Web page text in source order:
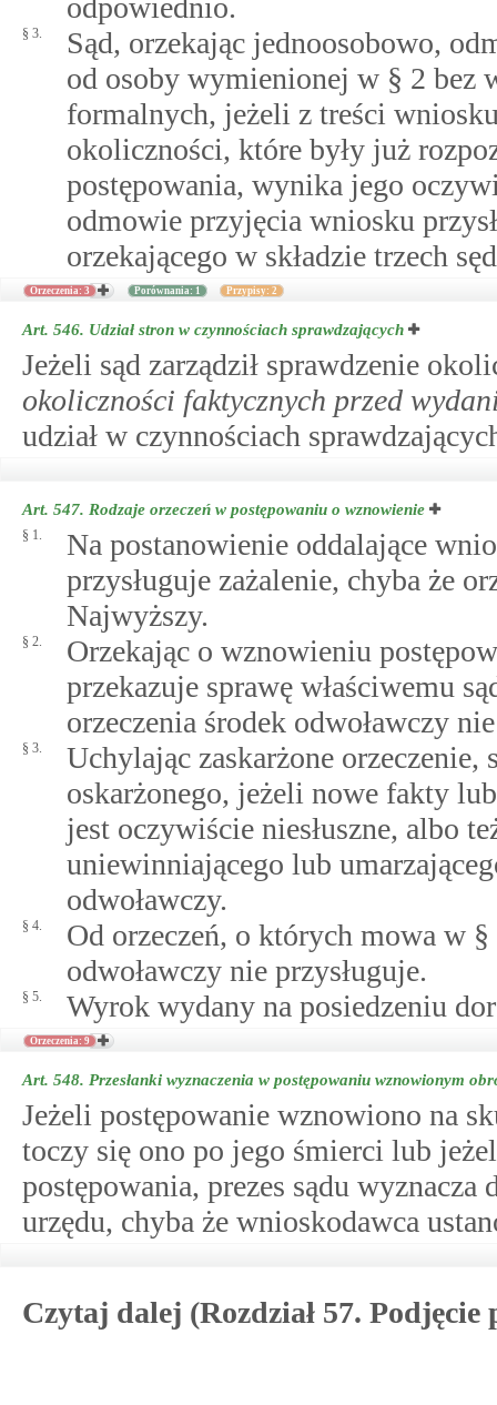
odpowiednio.
§ 3.
Sąd, orzekając jednoosobowo,
od osoby wymienionej w § 2 bez
formalnych, jeżeli z treści
okoliczności, które były już
postępowania, wynika jego
odmowie przyjęcia wniosku
orzekającego w składzie trzech
Orzeczenia: 3 Porównania: 1 Przypisy: 2
Art. 546. Udział stron w czynnościach sprawdzających
Jeżeli sąd zarządził sprawdzenie
okoliczności faktycznych przed
udział w czynnościach
Art. 547. Rodzaje orzeczeń w postępowaniu o wznowienie
§ 1.
Na postanowienie oddalające
przysługuje zażalenie, chyba że
Najwyższy.
§ 2.
Orzekając o wznowieniu
przekazuje sprawę właściwemu
orzeczenia środek odwoławczy
§ 3.
Uchylając zaskarżone
oskarżonego, jeżeli nowe fakty
jest oczywiście niesłuszne, albo
uniewinniającego lub
odwoławczy.
§ 4.
Od orzeczeń, o których mowa w
odwoławczy nie przysługuje.
§ 5. Wyrok wydany na posiedzeniu
Orzeczenia: 9
Art. 548. Przesłanki wyznaczenia w postępowaniu wznowionym
Jeżeli postępowanie wznowiono na
toczy się ono po jego śmierci lub
postępowania, prezes sądu
urzędu, chyba że wnioskodawca
Czytaj dalej (Rozdział 57.